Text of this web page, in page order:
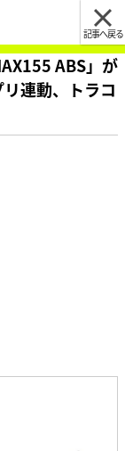
記事へ戻る
ABS」が
連動、トラコ